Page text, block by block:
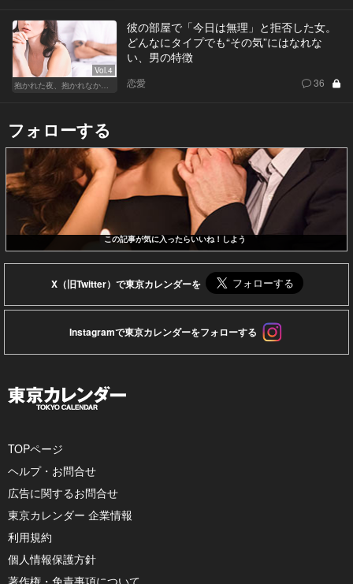
Vol.4
彼の部屋で「今日は無理」と拒否した女。
どんなにタイプでも“その気”にはなれな
い、男の特徴
恋愛 36
フォローする
この記事が気に入ったらいいね！しよう
X（旧Twitter）で東京カレンダーを
Instagramで東京カレンダーをフォローする
TOPページ
ヘルプ・お問合せ
広告に関するお問合せ
東京カレンダー 企業情報
利用規約
個人情報保護方針
著作権・免責事項について